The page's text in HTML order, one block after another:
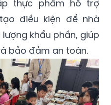
thực phẩm hỗ trợ
điều kiện để nhà
khẩu phần, giúp
bảo đảm an toàn.